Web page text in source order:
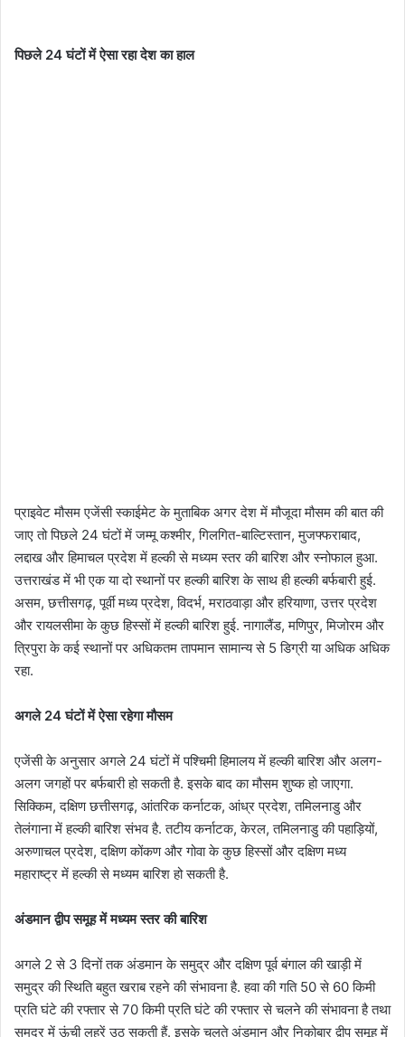
पिछले 24 घंटों में ऐसा रहा देश का हाल
प्राइवेट मौसम एजेंसी स्काईमेट के मुताबिक अगर देश में मौजूदा मौसम की बात की
जाए तो पिछले 24 घंटों में जम्मू कश्मीर, गिलगित-बाल्टिस्तान, मुजफ्फराबाद,
लद्दाख और हिमाचल प्रदेश में हल्की से मध्यम स्तर की बारिश और स्नोफाल हुआ.
उत्तराखंड में भी एक या दो स्थानों पर हल्की बारिश के साथ ही हल्की बर्फबारी हुई.
असम, छत्तीसगढ़, पूर्वी मध्य प्रदेश, विदर्भ, मराठवाड़ा और हरियाणा, उत्तर प्रदेश
और रायलसीमा के कुछ हिस्सों में हल्की बारिश हुई. नागालैंड, मणिपुर, मिजोरम और
त्रिपुरा के कई स्थानों पर अधिकतम तापमान सामान्य से 5 डिग्री या अधिक अधिक
रहा.
अगले 24 घंटों में ऐसा रहेगा मौसम
एजेंसी के अनुसार अगले 24 घंटों में पश्चिमी हिमालय में हल्की बारिश और अलग-
अलग जगहों पर बर्फबारी हो सकती है. इसके बाद का मौसम शुष्क हो जाएगा.
सिक्किम, दक्षिण छत्तीसगढ़, आंतरिक कर्नाटक, आंध्र प्रदेश, तमिलनाडु और
तेलंगाना में हल्की बारिश संभव है. तटीय कर्नाटक, केरल, तमिलनाडु की पहाड़ियों,
अरुणाचल प्रदेश, दक्षिण कोंकण और गोवा के कुछ हिस्सों और दक्षिण मध्य
महाराष्ट्र में हल्की से मध्यम बारिश हो सकती है.
अंडमान द्वीप समूह में मध्यम स्तर की बारिश
अगले 2 से 3 दिनों तक अंडमान के समुद्र और दक्षिण पूर्व बंगाल की खाड़ी में
समुद्र की स्थिति बहुत खराब रहने की संभावना है. हवा की गति 50 से 60 किमी
प्रति घंटे की रफ्तार से 70 किमी प्रति घंटे की रफ्तार से चलने की संभावना है तथा
समुद्र में ऊंची लहरें उठ सकती हैं. इसके चलते अंडमान और निकोबार द्वीप समूह में